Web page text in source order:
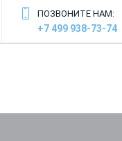
ПОЗВОНИТЕ НАМ:
+7 499 938-73-74